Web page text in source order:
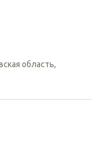
область,